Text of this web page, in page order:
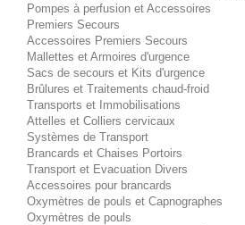
Pompes à perfusion et Accessoires
Premiers Secours
Accessoires Premiers Secours
Mallettes et Armoires d'urgence
Sacs de secours et Kits d'urgence
Brûlures et Traitements chaud-froid
Transports et Immobilisations
Attelles et Colliers cervicaux
Systèmes de Transport
Brancards et Chaises Portoirs
Transport et Evacuation Divers
Accessoires pour brancards
Oxymètres de pouls et Capnographes
Oxymètres de pouls